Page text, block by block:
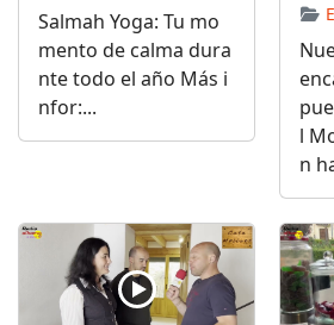
Salmah Yoga: Tu mo
mento de calma dura
nte todo el año Más i
nfor:...
l
n